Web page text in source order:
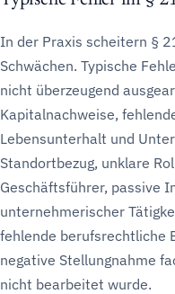
In der Praxis scheitern §
Schwächen. Typische
nicht überzeugend
Kapitalnachweise,
Lebensunterhalt und
Standortbezug, unklare
Geschäftsführer, passive
unternehmerischer
fehlende berufsrechtliche
negative Stellungnahme
nicht bearbeitet wurde.